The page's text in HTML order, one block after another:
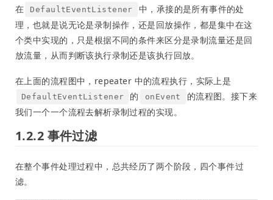
在 DefaultEventListener
中，承接的是所有事件的处
理，也就是说无论是录制操作，还是回放操作，都是集中在这
个类中实现的，只是根据不同的条件来区分是录制流量还是回
放流量，从而判断该执行录制还是该执行回放。
在上面的流程图中，repeater 中的流程执行，实际上是
DefaultEventListener 的 onEvent
的流程图。接下来
我们一个一个流程去解析录制过程的实现。
1.2.2 事件过滤
在整个事件处理过程中，总共经历了两个阶段，四个事件过
滤。